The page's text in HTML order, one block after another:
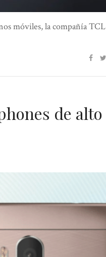
móviles, la compañía TCL
de alto